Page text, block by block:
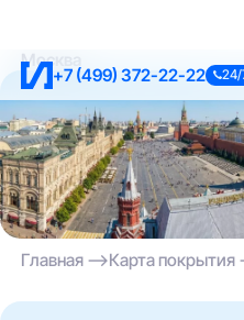
+7 (499) 372-22-22 24/
Москва
Главная Карта покрытия